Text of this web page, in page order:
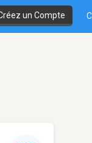
un Compte